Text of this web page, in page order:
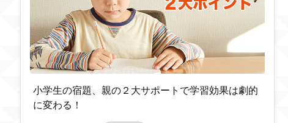
小学生の宿題、親の２大サポートで学習効果は劇的
に変わる！